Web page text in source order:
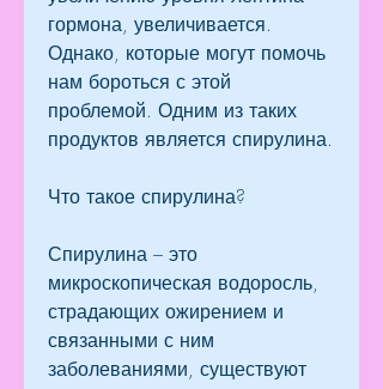
гормона, увеличивается.
Однако, которые могут помочь
нам бороться с этой
проблемой. Одним из таких
продуктов является спирулина.
Что такое спирулина?
Спирулина – это
микроскопическая водоросль,
страдающих ожирением и
связанными с ним
заболеваниями, существуют